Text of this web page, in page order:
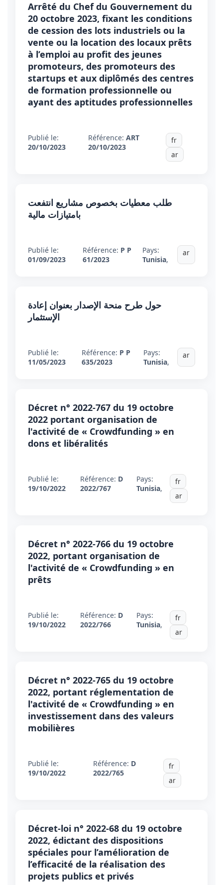
Arrêté du Chef du Gouvernement du
20 octobre 2023, fixant les conditions
de cession des lots industriels ou la
vente ou la location des locaux prêts
à l’emploi au profit des jeunes
promoteurs, des promoteurs des
startups et aux diplômés des centres
de formation professionnelle ou
ayant des aptitudes professionnelles
Publié le:
20/10/2023
Référence:ART
20/10/2023
fr
ar
طلب معطيات بخصوص مشاريع انتفعت
بامتيازات مالية
Publié le:
01/09/2023
Référence: P P
61/2023
Pays:
Tunisia,
ar
حول طرح منحة الإصدار بعنوان إعادة
الإستثمار
Publié le:
11/05/2023
Référence: P P
635/2023
Pays:
Tunisia,
ar
Décret n° 2022-767 du 19 octobre
2022 portant organisation de
l'activité de « Crowdfunding » en
dons et libéralités
Publié le:
19/10/2022
Référence: D
2022/767
Pays:
Tunisia,
fr
ar
Décret n° 2022-766 du 19 octobre
2022, portant organisation de
l'activité de « Crowdfunding » en
prêts
Publié le:
19/10/2022
Référence: D
2022/766
Pays:
Tunisia,
fr
ar
Décret n° 2022-765 du 19 octobre
2022, portant réglementation de
l'activité de « Crowdfunding » en
investissement dans des valeurs
mobilières
Publié le:
19/10/2022
Référence: D
2022/765
fr
ar
Décret-loi n° 2022-68 du 19 octobre
2022, édictant des dispositions
spéciales pour l’amélioration de
l’efficacité de la réalisation des
projets publics et privés